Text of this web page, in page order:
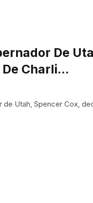
De
De Charli…
de Utah, Spencer Cox,